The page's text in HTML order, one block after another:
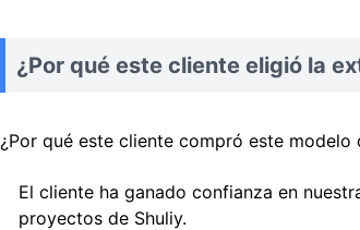
¿Por qué este cliente eligió la
¿Por qué este cliente compró este
El cliente ha ganado confianza en
proyectos de Shuliy.